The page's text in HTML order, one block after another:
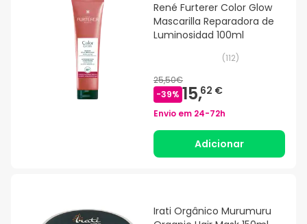
René Furterer Color Glow
Mascarilla Reparadora de
Luminosidad 100ml
(112)
25,50€
-39% 15,62 €
Envio em 24-72h
Adicionar
Irati Orgânico Murumuru